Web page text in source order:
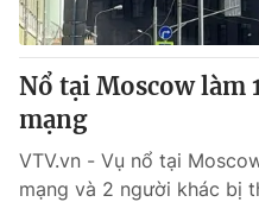
Nổ tại Moscow làm
mạng
VTV.vn - Vụ nổ tại
mạng và 2 người khác bị